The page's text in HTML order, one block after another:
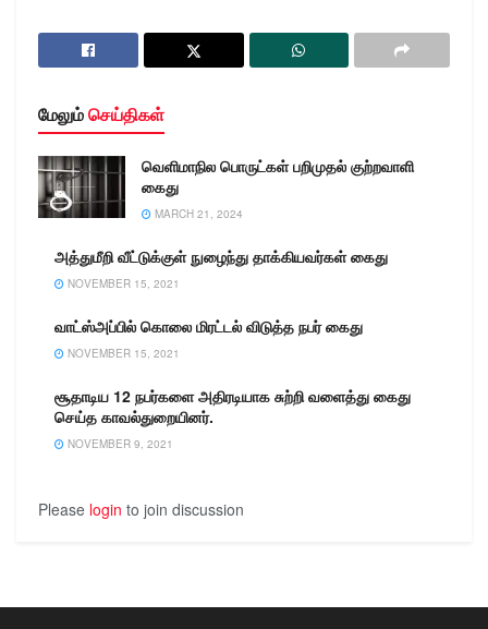
ஏற்படவே…
மேலும்செய்திகள்
வெளிமாநில பொருட்கள் பறிமுதல் குற்றவாளி
கைது
MARCH 21, 2024
அத்துமீறி வீட்டுக்குள் நுழைந்து தாக்கியவர்கள் கைது
NOVEMBER 15, 2021
வாட்ஸ்அப்பில் கொலை மிரட்டல் விடுத்த நபர் கைது
NOVEMBER 15, 2021
சூதாடிய 12 நபர்களை அதிரடியாக சுற்றி வளைத்து கைது
செய்த காவல்துறையினர்.
NOVEMBER 9, 2021
Please login to join discussion